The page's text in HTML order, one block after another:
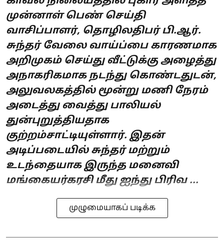
முன்னாள் பெண் செய்தி
வாசிப்பாளர், தொழிலதிபர் பி.ஆர்.
சுந்தர் வேலை வாய்ப்பை காரணமாக
அறிமுகம் செய்து வீட்டுக்கு அழைத்து
அநாகரிகமாக நடந்து கொண்டதுடன்,
அலுவலகத்தில் மூன்று மணி நேரம்
அடைத்து வைத்து பாலியல்
துன்புறுத்தியதாக
குற்றம்சாட்டியுள்ளார். இதன்
அடிப்படையில் சுந்தர் மற்றும்
உடந்தையாக இருந்த மனைவி
மங்கையர்கரசி மீது ஐந்து பிரிவ ...
முழுமையாகப் படிக்க